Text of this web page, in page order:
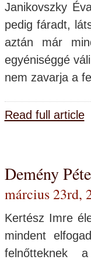
Janikovszky
pedig fáradt,
aztán már
egyéniséggé
nem zavarja a
Read full article
Demény
március 23rd,
Kertész Imre
mindent
felnőtteknek